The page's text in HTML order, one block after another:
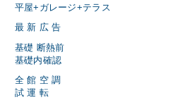
平屋+ガレージ+テラス
最 新 広 告
基礎 断熱前
基礎内確認
全 館 空 調
試 運 転